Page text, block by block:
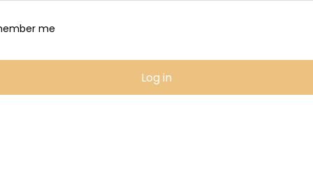
me
Log in